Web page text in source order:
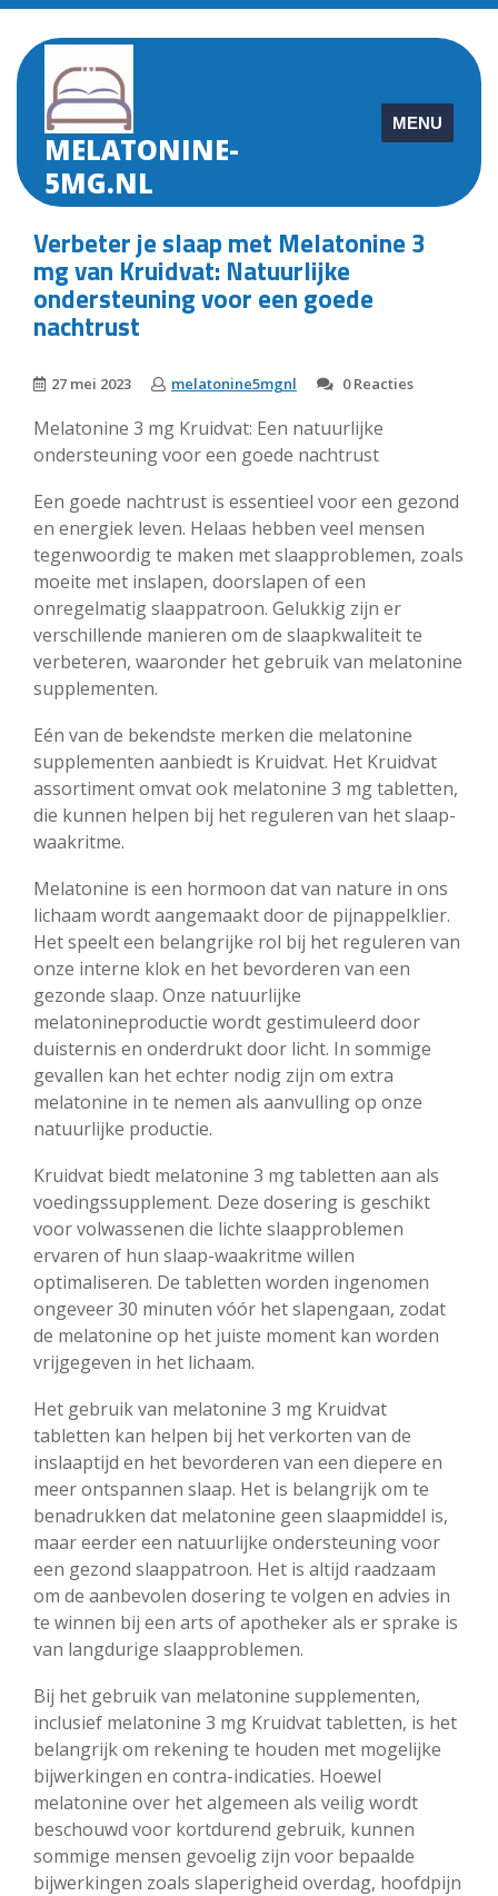
Skip
content
MELATONINE-
5MG.NL
MENU
Verbeter je slaap met Melatonine 3
mg van Kruidvat: Natuurlijke
ondersteuning voor een goede
nachtrust
27 mei 2023 melatonine5mgnl 0 Reacties
Melatonine 3 mg Kruidvat: Een natuurlijke
ondersteuning voor een goede nachtrust
Een goede nachtrust is essentieel voor een gezond
en energiek leven. Helaas hebben veel mensen
tegenwoordig te maken met slaapproblemen, zoals
moeite met inslapen, doorslapen of een
onregelmatig slaappatroon. Gelukkig zijn er
verschillende manieren om de slaapkwaliteit te
verbeteren, waaronder het gebruik van melatonine
supplementen.
Eén van de bekendste merken die melatonine
supplementen aanbiedt is Kruidvat. Het Kruidvat
assortiment omvat ook melatonine 3 mg tabletten,
die kunnen helpen bij het reguleren van het slaap-
waakritme.
Melatonine is een hormoon dat van nature in ons
lichaam wordt aangemaakt door de pijnappelklier.
Het speelt een belangrijke rol bij het reguleren van
onze interne klok en het bevorderen van een
gezonde slaap. Onze natuurlijke
melatonineproductie wordt gestimuleerd door
duisternis en onderdrukt door licht. In sommige
gevallen kan het echter nodig zijn om extra
melatonine in te nemen als aanvulling op onze
natuurlijke productie.
Kruidvat biedt melatonine 3 mg tabletten aan als
voedingssupplement. Deze dosering is geschikt
voor volwassenen die lichte slaapproblemen
ervaren of hun slaap-waakritme willen
optimaliseren. De tabletten worden ingenomen
ongeveer 30 minuten vóór het slapengaan, zodat
de melatonine op het juiste moment kan worden
vrijgegeven in het lichaam.
Het gebruik van melatonine 3 mg Kruidvat
tabletten kan helpen bij het verkorten van de
inslaaptijd en het bevorderen van een diepere en
meer ontspannen slaap. Het is belangrijk om te
benadrukken dat melatonine geen slaapmiddel is,
maar eerder een natuurlijke ondersteuning voor
een gezond slaappatroon. Het is altijd raadzaam
om de aanbevolen dosering te volgen en advies in
te winnen bij een arts of apotheker als er sprake is
van langdurige slaapproblemen.
Bij het gebruik van melatonine supplementen,
inclusief melatonine 3 mg Kruidvat tabletten, is het
belangrijk om rekening te houden met mogelijke
bijwerkingen en contra-indicaties. Hoewel
melatonine over het algemeen als veilig wordt
beschouwd voor kortdurend gebruik, kunnen
sommige mensen gevoelig zijn voor bepaalde
bijwerkingen zoals slaperigheid overdag, hoofdpijn